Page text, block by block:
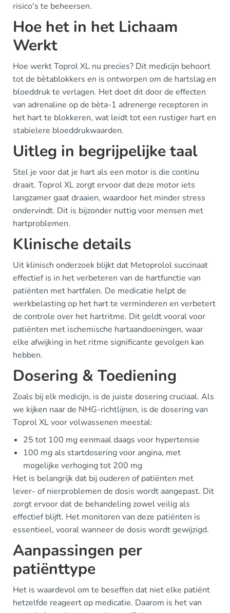
risico's te beheersen.
Hoe het in het Lichaam
Werkt
Hoe werkt Toprol XL nu precies? Dit medicijn behoort
tot de bètablokkers en is ontworpen om de hartslag en
bloeddruk te verlagen. Het doet dit door de effecten
van adrenaline op de bèta-1 adrenerge receptoren in
het hart te blokkeren, wat leidt tot een rustiger hart en
stabielere bloeddrukwaarden.
Uitleg in begrijpelijke taal
Stel je voor dat je hart als een motor is die continu
draait. Toprol XL zorgt ervoor dat deze motor iets
langzamer gaat draaien, waardoor het minder stress
ondervindt. Dit is bijzonder nuttig voor mensen met
hartproblemen.
Klinische details
Uit klinisch onderzoek blijkt dat Metoprolol succinaat
effectief is in het verbeteren van de hartfunctie van
patiënten met hartfalen. De medicatie helpt de
werkbelasting op het hart te verminderen en verbetert
de controle over het hartritme. Dit geldt vooral voor
patiënten met ischemische hartaandoeningen, waar
elke afwijking in het ritme significante gevolgen kan
hebben.
Dosering & Toediening
Zoals bij elk medicijn, is de juiste dosering cruciaal. Als
we kijken naar de NHG-richtlijnen, is de dosering van
Toprol XL voor volwassenen meestal:
25 tot 100 mg eenmaal daags voor hypertensie
100 mg als startdosering voor angina, met
mogelijke verhoging tot 200 mg
Het is belangrijk dat bij ouderen of patiënten met
lever- of nierproblemen de dosis wordt aangepast. Dit
zorgt ervoor dat de behandeling zowel veilig als
effectief blijft. Het monitoren van deze patiënten is
essentieel, vooral wanneer de dosis wordt gewijzigd.
Aanpassingen per
patiënttype
Het is waardevol om te beseffen dat niet elke patiënt
hetzelfde reageert op medicatie. Daarom is het van